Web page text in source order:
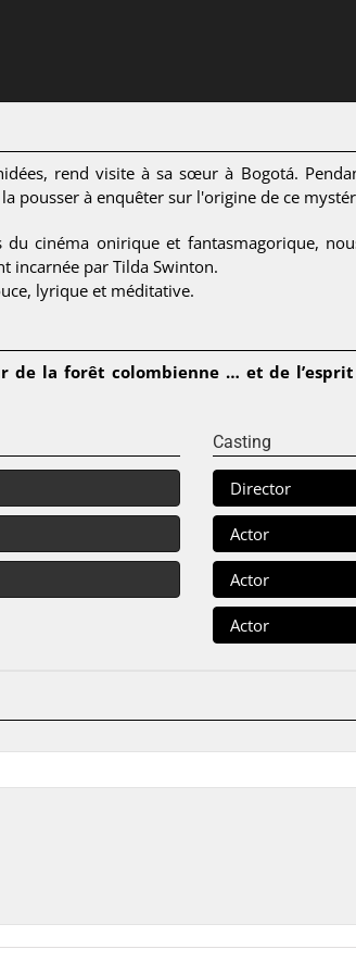
rend visite à sa sœur à Bogotá.
pousser à enquêter sur l'origine de ce
du cinéma onirique et fantasmagorique,
incarnée par Tilda Swinton.
lyrique et méditative.
de la forêt colombienne … et de
Casting
Director
Actor
Actor
Actor